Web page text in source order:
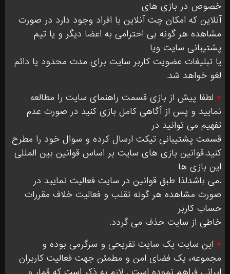
خصوص در بازی های
آنلاین که امکان چت آنلاین با افراد وجود دارد در صورت
مشاهده هر گونه بی احترامی به اعضا دیگر و یا تیم
پشتیبانی سایت ویا
یا تبلیغات عضویت کاربر سایت برای مدت محدود یا دائم
لغو خواهد شد.
* لطفا پیش از بازی قسمت راهنمای سایت را مطالعه
نمایید و پس از آگاهی کامل بازی کنید در صورت عدم
تفهیم می توانید در
قسمت پشتیبانی تیکت ارسال کرده و سوال خود را مطرح
کنید.قوانین بازی های سایت بر اساس قوانین بین المللی
این بازی ها
.می باشدلذا طبق قوانین در سایت فعالیت نمایید در
صورت مشاهده هر گونه تقلب و فعالیت خلاف مقررات
حساب کاربر
خاطی از سایت حذف می گردد.
* این سایت یک سایت تفریحی و سرگرمی بوده و
مجموعه، یک فضای امن و مطمئن جهت فعالیت کاربران